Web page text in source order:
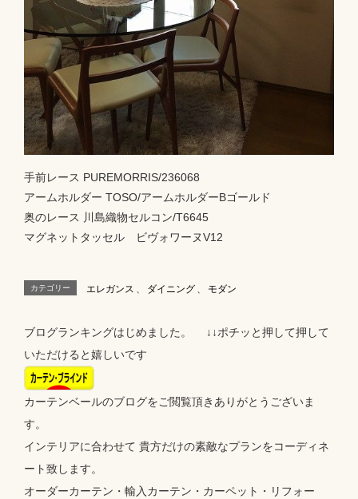
手前レース PUREMORRIS/236068
アームホルダー TOSO/アームホルダーBゴールド
奥のレース 川島織物セルコン/T6645
マグネットタッセル ビヴォワーヌV12
カテゴリー エレガンス 、 ダイニング 、 モダン
ブログランキングはじめました。 ↓↓ポチッと押して押して
いただけると嬉しいです
カーテンベールのブログをご閲覧頂きありがとうございま
す。
インテリアに合わせて 貴方だけの素敵なプランをコーディネ
ート致します。
オーダーカーテン・輸入カーテン・カーペット・リフォー